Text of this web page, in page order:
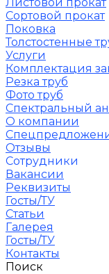
Сортовой прокат
Поковка
Толстостенные
Услуги
Комплектация
Резка труб
Фото труб
Спектральный
О компании
Отзывы
Сотрудники
Вакансии
Реквизиты
Госты/ТУ
Статьи
Галерея
Госты/ТУ
Контакты
Поиск